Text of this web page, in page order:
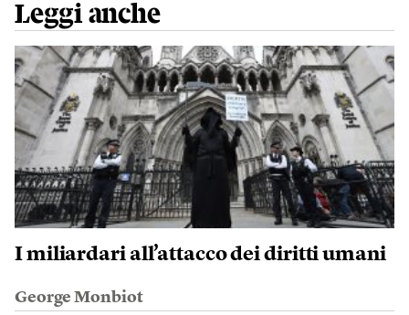
Leggi anche
I miliardari all’attacco dei diritti umani
George Monbiot